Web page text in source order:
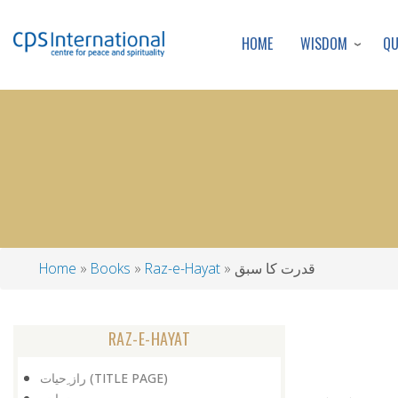
HOME WISDOM
Home Books Raz-e-Hayat قدرت کا سبق
RAZ-E-HAYAT
راز ِحیات (TITLE PAGE)